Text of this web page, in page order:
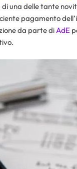
una delle tante
pagamento
da parte di AdE